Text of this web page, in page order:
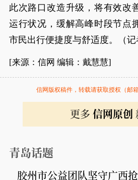
此次路口改造升级，将有效改
运行状况，缓解高峰时段节点
市民出行便捷度与舒适度。（记
[来源：信网 编辑：戴慧慧]
信网版权稿件，转载请获取授权（邮箱
更多 信网原创
青岛话题
胶州市公益团队坚守广西